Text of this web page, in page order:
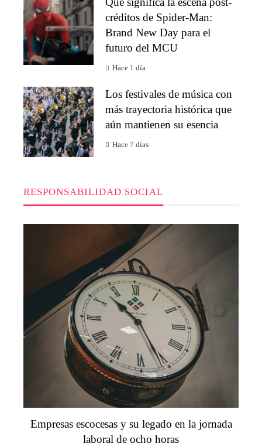
créditos de Spider-Man:
Brand New Day para el
futuro del MCU
Hace 1 día
Los festivales de música con
más trayectoria histórica que
aún mantienen su esencia
Hace 7 días
RESPONSABILIDAD SOCIAL
Empresas escocesas y su legado en la jornada
laboral de ocho horas